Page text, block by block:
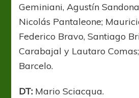
Geminiani, Agustín
Nicolás Pantaleone;
Federico Bravo, Santiago
Carabajal y Lautaro
Barcelo.
DT: Mario Sciacqua.